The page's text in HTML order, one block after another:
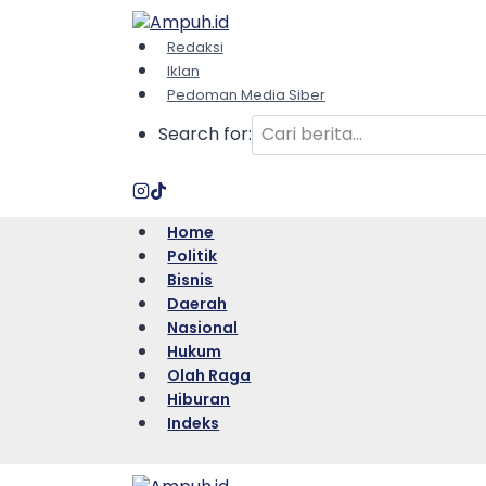
Redaksi
Iklan
Pedoman Media Siber
Search for:
Home
Politik
Bisnis
Daerah
Nasional
Hukum
Olah Raga
Hiburan
Indeks